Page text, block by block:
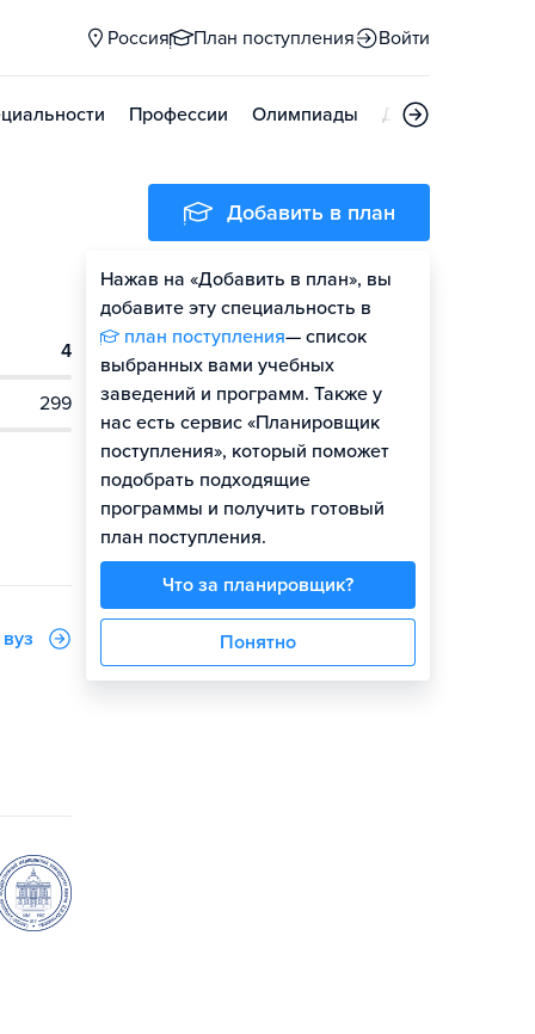
Россия План поступления Войти
Профессии Олимпиады Дни открытых
4
299
вуз
Добавить в план
Нажав на «Добавить в план», вы
добавите эту специальность в
план поступления— список
выбранных вами учебных
заведений и программ. Также у
нас есть сервис «Планировщик
поступления», который поможет
подобрать подходящие
программы и получить готовый
план поступления.
Что за планировщик?
Понятно